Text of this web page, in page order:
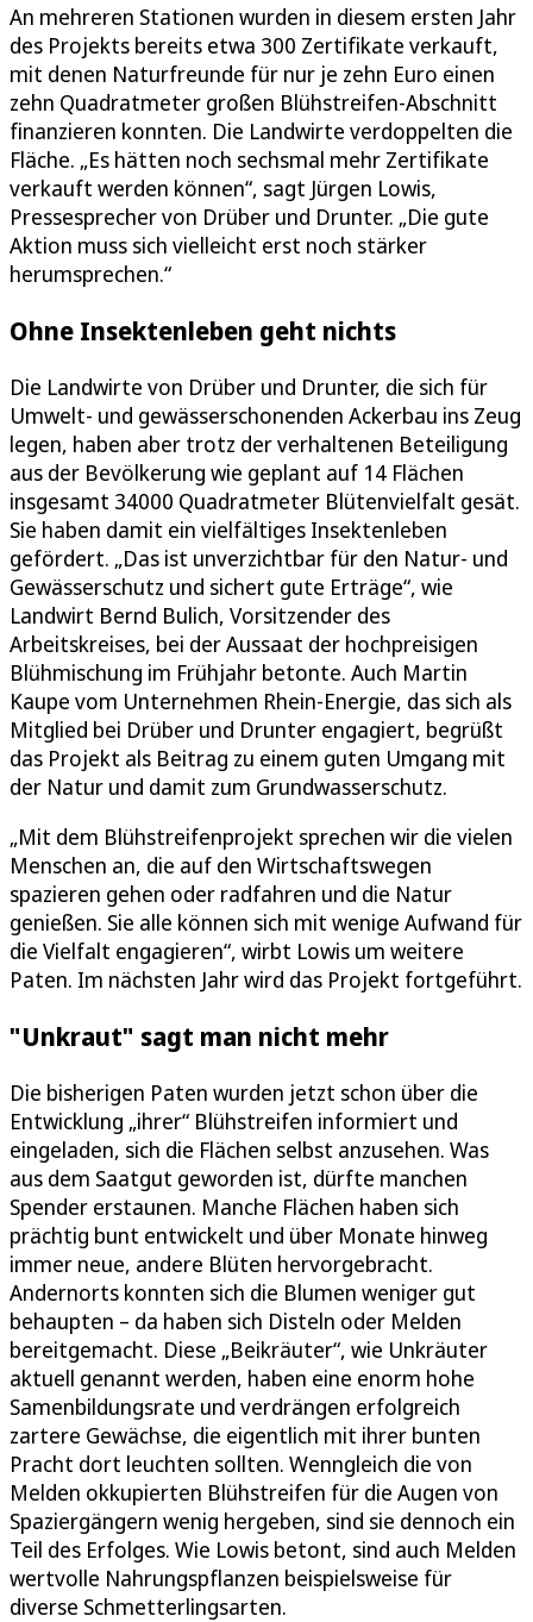
An mehreren Stationen wurden in diesem ersten Jahr
des Projekts bereits etwa 300 Zertifikate verkauft,
mit denen Naturfreunde für nur je zehn Euro einen
zehn Quadratmeter großen Blühstreifen-Abschnitt
finanzieren konnten. Die Landwirte verdoppelten die
Fläche. „Es hätten noch sechsmal mehr Zertifikate
verkauft werden können“, sagt Jürgen Lowis,
Pressesprecher von Drüber und Drunter. „Die gute
Aktion muss sich vielleicht erst noch stärker
herumsprechen.“
Ohne Insektenleben geht nichts
Die Landwirte von Drüber und Drunter, die sich für
Umwelt- und gewässerschonenden Ackerbau ins Zeug
legen, haben aber trotz der verhaltenen Beteiligung
aus der Bevölkerung wie geplant auf 14 Flächen
insgesamt 34000 Quadratmeter Blütenvielfalt gesät.
Sie haben damit ein vielfältiges Insektenleben
gefördert. „Das ist unverzichtbar für den Natur- und
Gewässerschutz und sichert gute Erträge“, wie
Landwirt Bernd Bulich, Vorsitzender des
Arbeitskreises, bei der Aussaat der hochpreisigen
Blühmischung im Frühjahr betonte. Auch Martin
Kaupe vom Unternehmen Rhein-Energie, das sich als
Mitglied bei Drüber und Drunter engagiert, begrüßt
das Projekt als Beitrag zu einem guten Umgang mit
der Natur und damit zum Grundwasserschutz.
„Mit dem Blühstreifenprojekt sprechen wir die vielen
Menschen an, die auf den Wirtschaftswegen
spazieren gehen oder radfahren und die Natur
genießen. Sie alle können sich mit wenige Aufwand für
die Vielfalt engagieren“, wirbt Lowis um weitere
Paten. Im nächsten Jahr wird das Projekt fortgeführt.
"Unkraut" sagt man nicht mehr
Die bisherigen Paten wurden jetzt schon über die
Entwicklung „ihrer“ Blühstreifen informiert und
eingeladen, sich die Flächen selbst anzusehen. Was
aus dem Saatgut geworden ist, dürfte manchen
Spender erstaunen. Manche Flächen haben sich
prächtig bunt entwickelt und über Monate hinweg
immer neue, andere Blüten hervorgebracht.
Andernorts konnten sich die Blumen weniger gut
behaupten – da haben sich Disteln oder Melden
bereitgemacht. Diese „Beikräuter“, wie Unkräuter
aktuell genannt werden, haben eine enorm hohe
Samenbildungsrate und verdrängen erfolgreich
zartere Gewächse, die eigentlich mit ihrer bunten
Pracht dort leuchten sollten. Wenngleich die von
Melden okkupierten Blühstreifen für die Augen von
Spaziergängern wenig hergeben, sind sie dennoch ein
Teil des Erfolges. Wie Lowis betont, sind auch Melden
wertvolle Nahrungspflanzen beispielsweise für
diverse Schmetterlingsarten.